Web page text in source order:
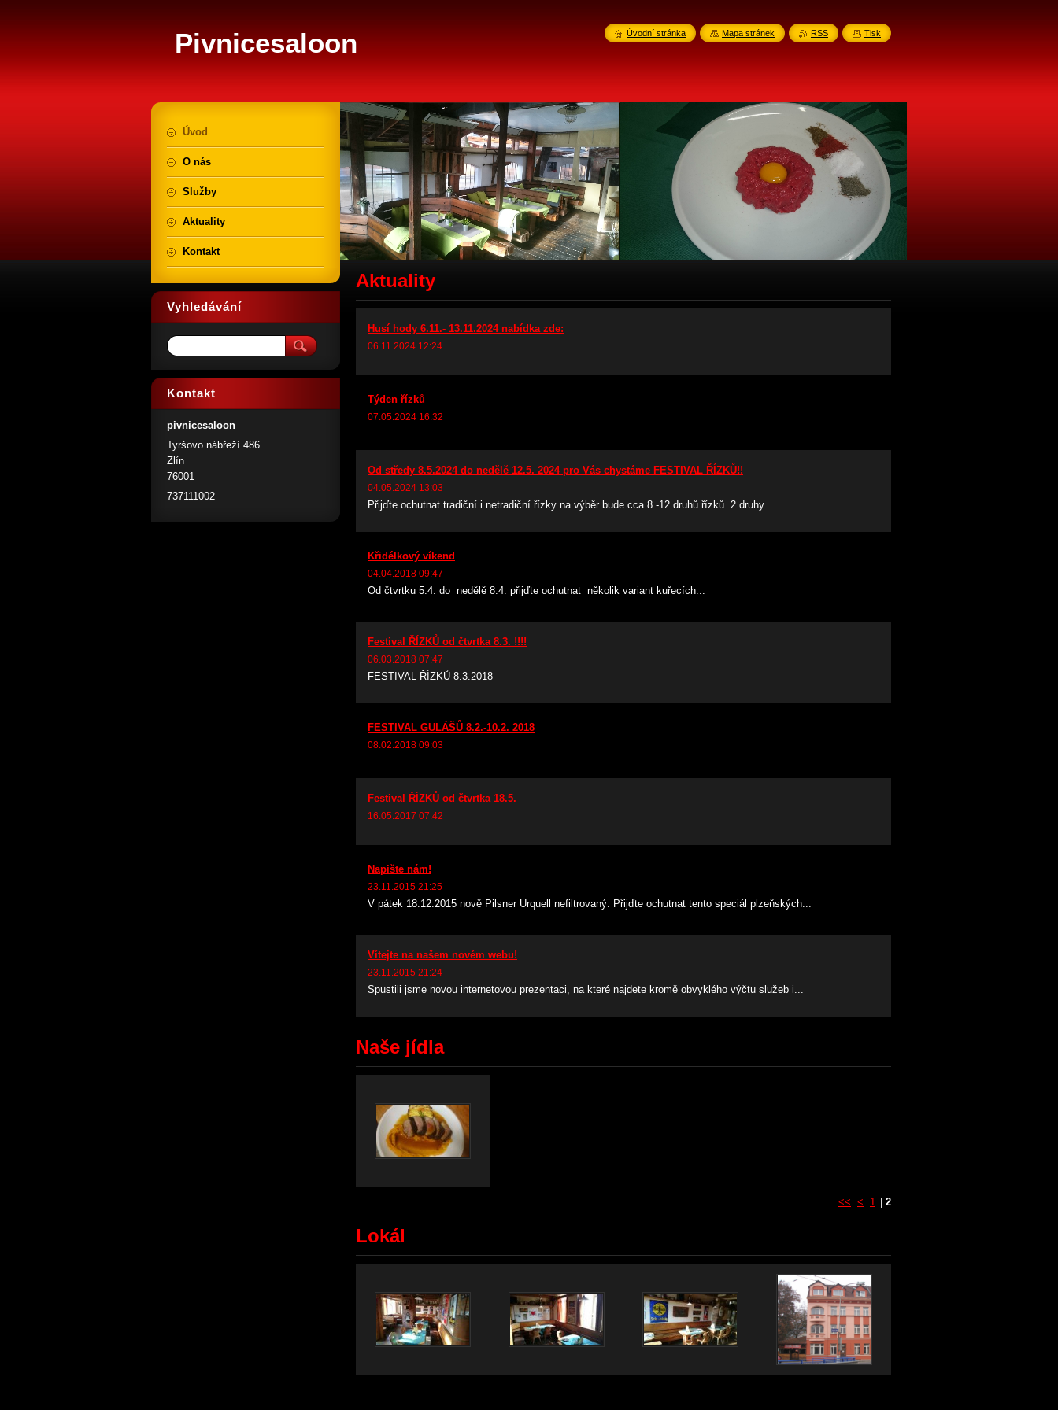
Pivnicesaloon
Aktuality
Husí hody 6.11.- 13.11.2024 nabídka zde:
06.11.2024 12:24
Týden řízků
07.05.2024 16:32
Od středy 8.5.2024 do nedělě 12.5. 2024 pro Vás chystáme FESTIVAL ŘÍZKŮ!!
04.05.2024 13:03
Přijďte ochutnat tradiční i netradiční řízky na výběr bude cca 8 -12 druhů řízků 2 druhy...
Křidélkový víkend
04.04.2018 09:47
Od čtvrtku 5.4. do nedělě 8.4. přijďte ochutnat několik variant kuřecích...
Festival ŘÍZKŮ od čtvrtka 8.3. !!!!
06.03.2018 07:47
FESTIVAL ŘÍZKŮ 8.3.2018
FESTIVAL GULÁŠŮ 8.2.-10.2. 2018
08.02.2018 09:03
Festival ŘÍZKŮ od čtvrtka 18.5.
16.05.2017 07:42
Napište nám!
23.11.2015 21:25
V pátek 18.12.2015 nově Pilsner Urquell nefiltrovaný. Přijďte ochutnat tento speciál plzeňských...
Vítejte na našem novém webu!
23.11.2015 21:24
Spustili jsme novou internetovou prezentaci, na které najdete kromě obvyklého výčtu služeb i...
Naše jídla
<< < 1 2
Lokál
Úvod
O nás
Služby
Aktuality
Kontakt
Vyhledávání
Kontakt
pivnicesaloon
Tyršovo nábřeží 486
Zlín
76001
737111002
Úvodní stránka Mapa stránek RSS Tisk